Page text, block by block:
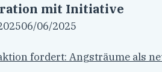
mit Initiative
06/06/2025